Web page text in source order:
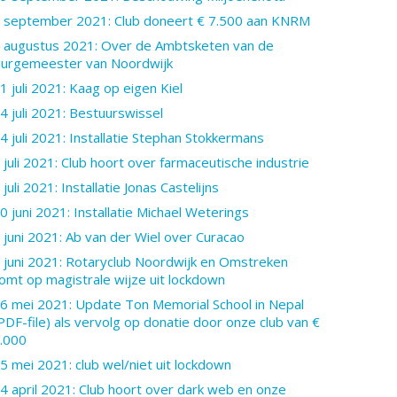
september 2021: Club doneert € 7.500 aan KNRM
augustus 2021: Over de Ambtsketen van de
van Noordwijk
juli 2021: Kaag op eigen Kiel
juli 2021: Bestuurswissel
juli 2021: Installatie Stephan Stokkermans
juli 2021: Club hoort over farmaceutische industrie
juli 2021: Installatie Jonas Castelijns
juni 2021: Installatie Michael Weterings
juni 2021: Ab van der Wiel over Curacao
juni 2021: Rotaryclub Noordwijk en Omstreken
op magistrale wijze uit lockdown
mei 2021: Update Ton Memorial School in Nepal
file) als vervolg op donatie door onze club van €
mei 2021: club wel/niet uit lockdown
april 2021: Club hoort over dark web en onze